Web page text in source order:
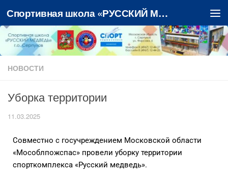
Перейти к содержимому Спортивная школа «РУССКИЙ МЕДВЕДЬ»
НОВОСТИ
Уборка территории
11.03.2025
Совместно с госучреждением Московской области
«Мособлпожспас» провели уборку территории
спорткомплекса «Русский медведь».